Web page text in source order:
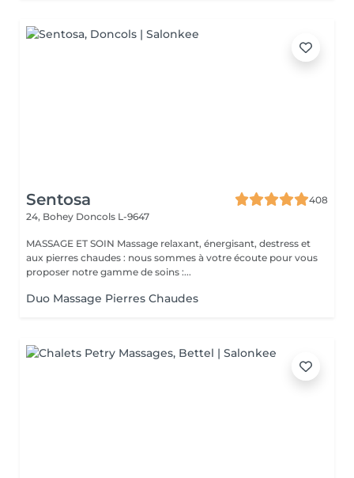
Sentosa
408
24, Bohey Doncols L-9647
MASSAGE ET SOIN Massage relaxant, énergisant, destress et
aux pierres chaudes : nous sommes à votre écoute pour vous
proposer notre gamme de soins :...
Duo Massage Pierres Chaudes